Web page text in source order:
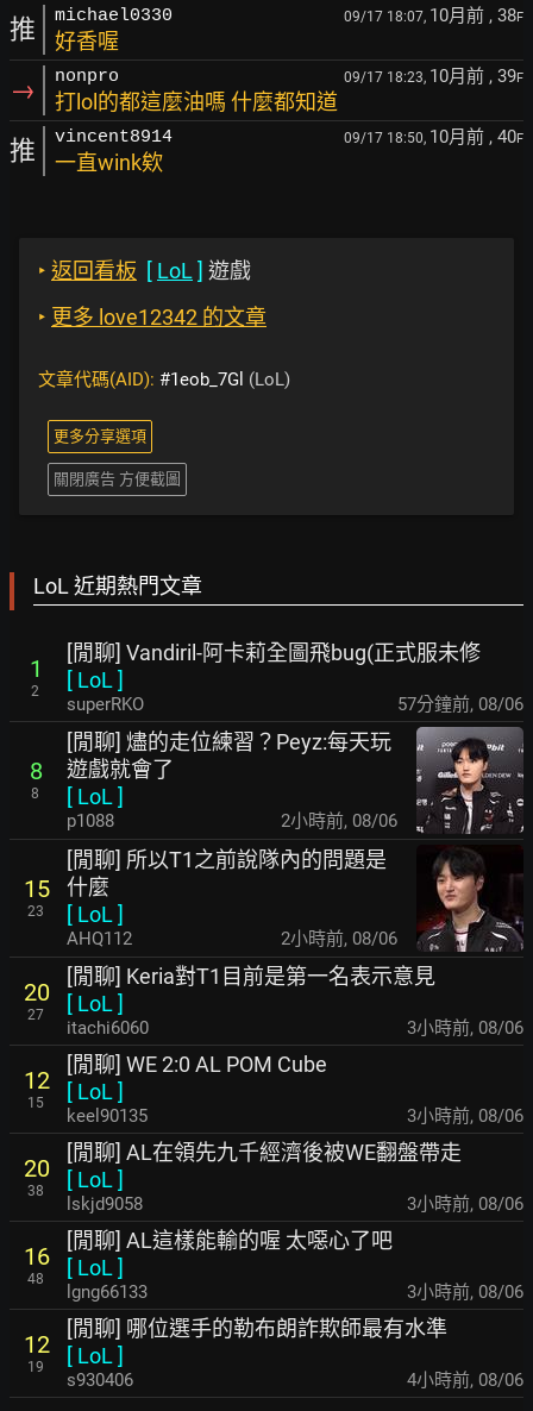
推 michael0330 09/17 18:07, 10月前 , 38F
好香喔
→ nonpro 09/17 18:23, 10月前 , 39F
打lol的都這麼油嗎 什麼都知道
推 vincent8914 09/17 18:50, 10月前 , 40F
一直wink欸
‣ 返回看板 [ LoL ] 遊戲
‣ 更多 love12342 的文章
文章代碼(AID): #1eob_7Gl (LoL)
更多分享選項
關閉廣告 方便截圖
LoL 近期熱門文章
1
2
[閒聊] Vandiril-阿卡莉全圖飛bug(正式服未修
[ LoL ]
superRKO 57分鐘前, 08/06
8
8
[閒聊] 燼的走位練習？Peyz:每天玩
遊戲就會了
[ LoL ]
p1088 2小時前, 08/06
15
23
[閒聊] 所以T1之前說隊內的問題是
什麼
[ LoL ]
AHQ112 2小時前, 08/06
20
27
[閒聊] Keria對T1目前是第一名表示意見
[ LoL ]
itachi6060 3小時前, 08/06
12
15
[閒聊] WE 2:0 AL POM Cube
[ LoL ]
keel90135 3小時前, 08/06
20
38
[閒聊] AL在領先九千經濟後被WE翻盤帶走
[ LoL ]
lskjd9058 3小時前, 08/06
16
48
[閒聊] AL這樣能輸的喔 太噁心了吧
[ LoL ]
lgng66133 3小時前, 08/06
12
19
[閒聊] 哪位選手的勒布朗詐欺師最有水準
[ LoL ]
s930406 4小時前, 08/06